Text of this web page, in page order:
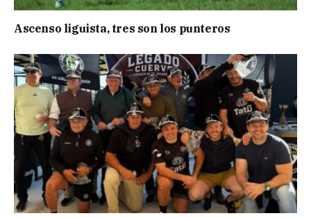
Ascenso liguista, tres son los punteros